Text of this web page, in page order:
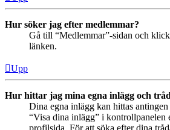
Hur söker jag efter medlemmar?
Gå till “Medlemmar”-sidan och
länken.
Upp
Hur hittar jag mina egna inlägg och
Dina egna inlägg kan hittas
“Visa dina inlägg” i kontrollpanelen
profilsida. För att söka efter dina